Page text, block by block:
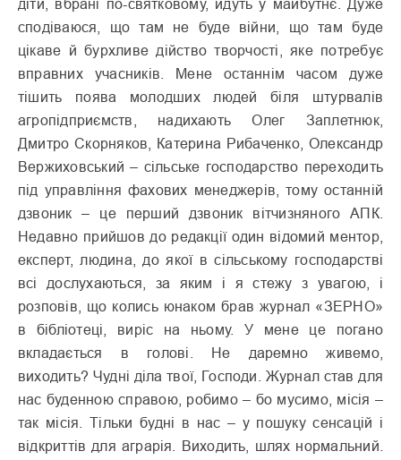
діти, вбрані по-святковому, йдуть у майбутнє. Дуже
сподіваюся, що там не буде війни, що там буде
цікаве й бурхливе дійство творчості, яке потребує
вправних учасників. Мене останнім часом дуже
тішить поява молодших людей біля штурвалів
агропідприємств, надихають Олег Заплетнюк,
Дмитро Скорняков, Катерина Рибаченко, Олександр
Вержиховський – сільське господарство переходить
під управління фахових менеджерів, тому останній
дзвоник – це перший дзвоник вітчизняного АПК.
Недавно прийшов до редакції один відомий ментор,
експерт, людина, до якої в сільському господарстві
всі дослухаються, за яким і я стежу з увагою, і
розповів, що колись юнаком брав журнал «ЗЕРНО»
в бібліотеці, виріс на ньому. У мене це погано
вкладається в голові. Не даремно живемо,
виходить? Чудні діла твої, Господи. Журнал став для
нас буденною справою, робимо – бо мусимо, місія –
так місія. Тільки будні в нас – у пошуку сенсацій і
відкриттів для аграрія. Виходить, шлях нормальний.